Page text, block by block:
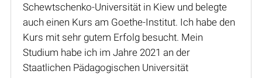
Schewtschenko-Universität in Kiew und belegte
auch einen Kurs am Goethe-Institut. Ich habe den
Kurs mit sehr gutem Erfolg besucht. Mein
Studium habe ich im Jahre 2021 an der
Staatlichen Pädagogischen Universität